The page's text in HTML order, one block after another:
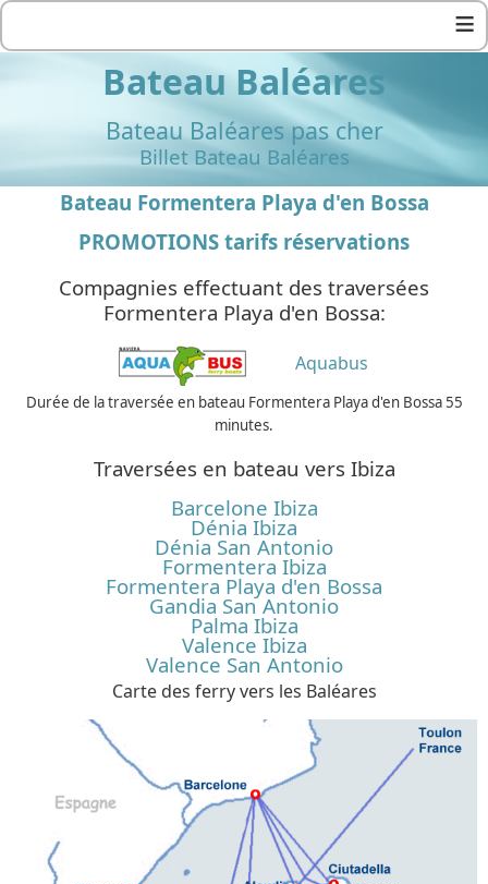
≡
Bateau Baléares
Bateau Baléares pas cher
Billet Bateau Baléares
Bateau Formentera Playa d'en Bossa
PROMOTIONS tarifs réservations
Compagnies effectuant des traversées
Formentera Playa d'en Bossa:
Aquabus
Durée de la traversée en bateau Formentera Playa d'en Bossa 55
minutes.
Traversées en bateau vers Ibiza
Barcelone Ibiza
Dénia Ibiza
Dénia San Antonio
Formentera Ibiza
Formentera Playa d'en Bossa
Gandia San Antonio
Palma Ibiza
Valence Ibiza
Valence San Antonio
Carte des ferry vers les Baléares